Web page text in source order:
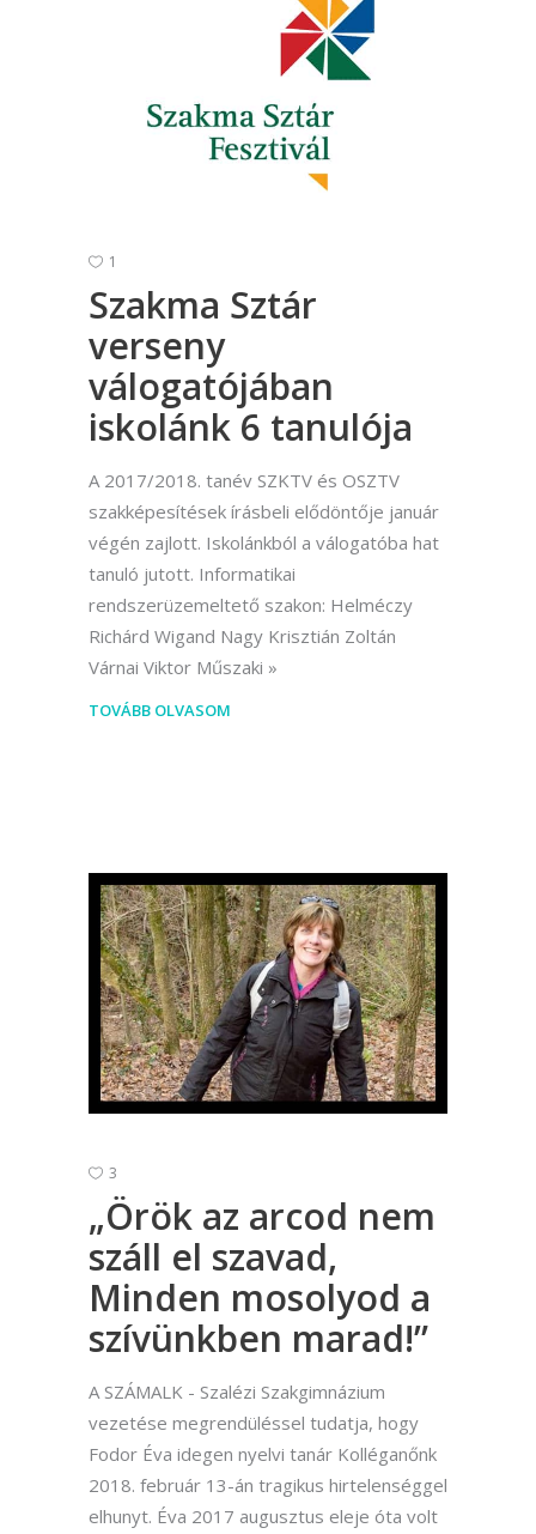
1
Szakma Sztár
verseny
válogatójában
iskolánk 6 tanulója
A 2017/2018. tanév SZKTV és OSZTV
szakképesítések írásbeli elődöntője január
végén zajlott. Iskolánkból a válogatóba hat
tanuló jutott. Informatikai
rendszerüzemeltető szakon: Helméczy
Richárd Wigand Nagy Krisztián Zoltán
Várnai Viktor Műszaki
TOVÁBB OLVASOM
3
„Örök az arcod nem
száll el szavad,
Minden mosolyod a
szívünkben marad!”
A SZÁMALK - Szalézi Szakgimnázium
vezetése megrendüléssel tudatja, hogy
Fodor Éva idegen nyelvi tanár Kolléganőnk
2018. február 13-án tragikus hirtelenséggel
elhunyt. Éva 2017 augusztus eleje óta volt